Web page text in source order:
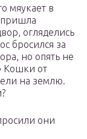
мяукает в
пришла
огляделись
бросился за
но опять не
Кошки от
на землю.
они